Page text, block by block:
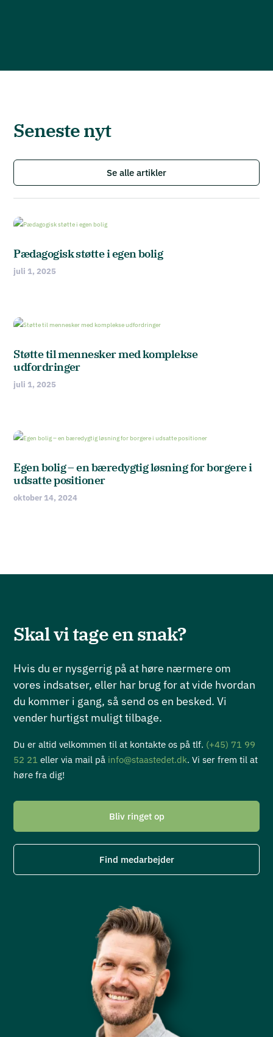
Seneste nyt
Se alle artikler
Pædagogisk støtte i egen bolig
juli 1, 2025
Støtte til mennesker med komplekse
udfordringer
juli 1, 2025
Egen bolig – en bæredygtig løsning for borgere i
udsatte positioner
oktober 14, 2024
Skal vi tage en snak?
Hvis du er nysgerrig på at høre nærmere om
vores indsatser, eller har brug for at vide hvordan
du kommer i gang, så send os en besked. Vi
vender hurtigst muligt tilbage.
Du er altid velkommen til at kontakte os på tlf. (+45) 71 99
52 21 eller via mail på info@staastedet.dk. Vi ser frem til at
høre fra dig!
Bliv ringet op
Find medarbejder